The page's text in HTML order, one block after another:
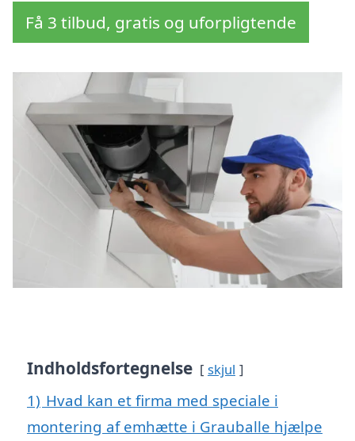
Få 3 tilbud, gratis og uforpligtende
Indholdsfortegnelse skjul
1) Hvad kan et firma med speciale i
montering af emhætte i Grauballe hjælpe